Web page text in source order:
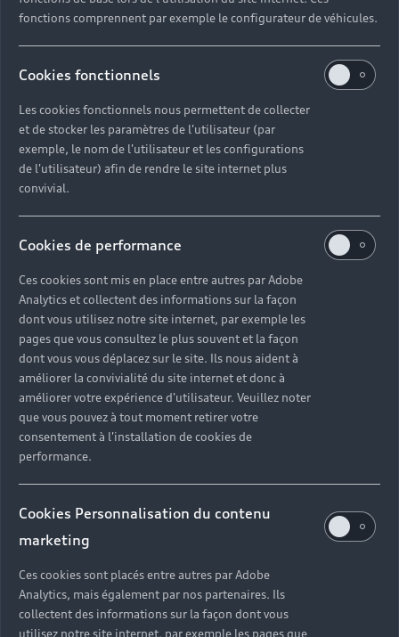
La personnalisation Audi
exclusive
Le design chez Audi, c'est aussi celui qui vous
possible.
Découvrir
La riche palette de couleurs
Audi
Discrètes, sobres, audacieuses ou originales,
toutes les couleurs Audi reflètent le caractère
fonctions comprennent par exemple le configurateur de véhicules.
Cookies fonctionnels
Les cookies fonctionnels nous permettent de collecter
et de stocker les paramètres de l'utilisateur (par
exemple, le nom de l'utilisateur et les configurations
de l'utilisateur) afin de rendre le site internet plus
convivial.
Cookies de performance
Ces cookies sont mis en place entre autres par Adobe
Analytics et collectent des informations sur la façon
dont vous utilisez notre site internet, par exemple les
pages que vous consultez le plus souvent et la façon
dont vous vous déplacez sur le site. Ils nous aident à
améliorer la convivialité du site internet et donc à
améliorer votre expérience d'utilisateur. Veuillez noter
que vous pouvez à tout moment retirer votre
consentement à l'installation de cookies de
performance.
Cookies Personnalisation du contenu
marketing
Ces cookies sont placés entre autres par Adobe
Analytics, mais également par nos partenaires. Ils
collectent des informations sur la façon dont vous
utilisez notre site internet, par exemple les pages que